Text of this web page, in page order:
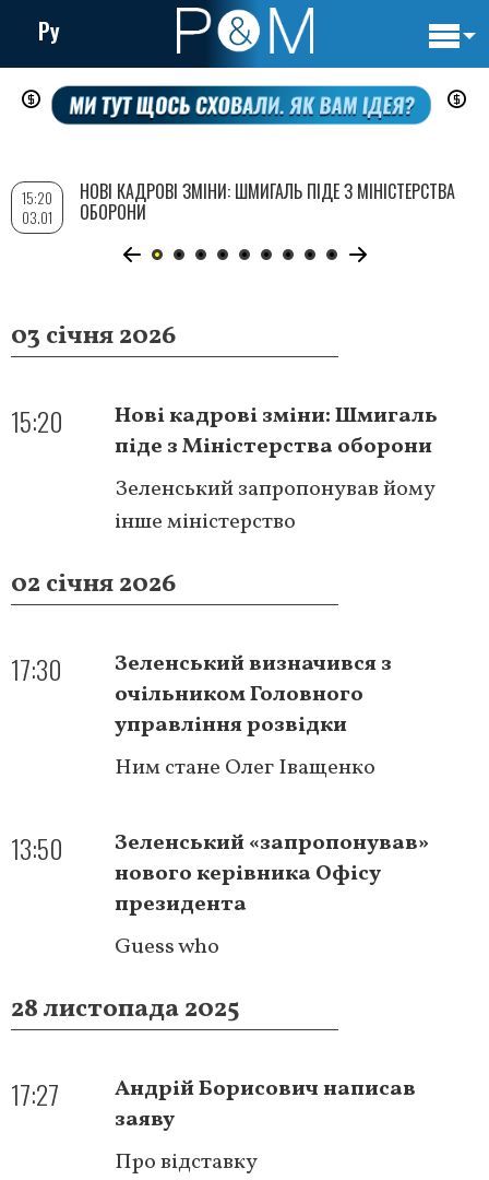
Перейти
до
вмісту
Ру
03 січня 2026
15:20
Нові кадрові зміни: Шмигаль
піде з Міністерства оборони
Зеленський запропонував йому
інше міністерство
02 січня 2026
17:30
Зеленський визначився з
очільником Головного
управління розвідки
Ним стане Олег Іващенко
13:50
Зеленський «запропонував»
нового керівника Офісу
президента
Guess who
28 листопада 2025
17:27
Андрій Борисович написав
заяву
Про відставку
15:20
03.01
НОВІ КАДРОВІ ЗМІНИ: ШМИГАЛЬ ПІДЕ З МІНІСТЕРСТВА
ОБОРОНИ